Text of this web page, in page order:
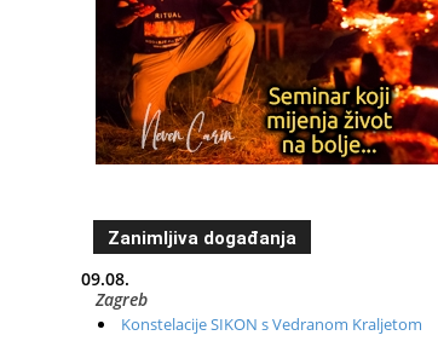
Zanimljiva događanja
09.08.
Zagreb
Konstelacije SIKON s Vedranom Kraljetom